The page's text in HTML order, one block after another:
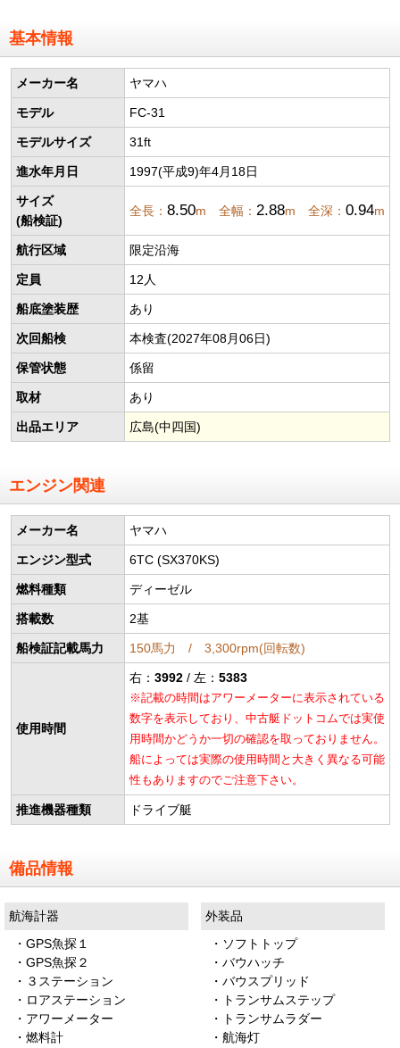
基本情報
メーカー名 ヤマハ
モデル FC-31
モデルサイズ 31ft
進水年月日 1997(平成9)年4月18日
サイズ
(船検証)
全長： 8.50m 全幅： 2.88m 全深： 0.94m
航行区域 限定沿海
定員 12人
船底塗装歴 あり
次回船検 本検査(2027年08月06日)
保管状態 係留
取材 あり
出品エリア 広島(中四国)
エンジン関連
メーカー名 ヤマハ
エンジン型式 6TC (SX370KS)
燃料種類 ディーゼル
搭載数 2基
船検証記載馬力 150馬力 / 3,300rpm(回転数)
使用時間
右： 3992/ 左： 5383
※記載の時間はアワーメーターに表示されている
数字を表示しており、中古艇ドットコムでは実使
用時間かどうか一切の確認を取っておりません。
船によっては実際の使用時間と大きく異なる可能
性もありますのでご注意下さい。
推進機器種類 ドライブ艇
備品情報
航海計器
・GPS魚探１
・GPS魚探２
・３ステーション
・ロアステーション
・アワーメーター
・燃料計
外装品
・ソフトトップ
・バウハッチ
・バウスプリッド
・トランサムステップ
・トランサムラダー
・航海灯